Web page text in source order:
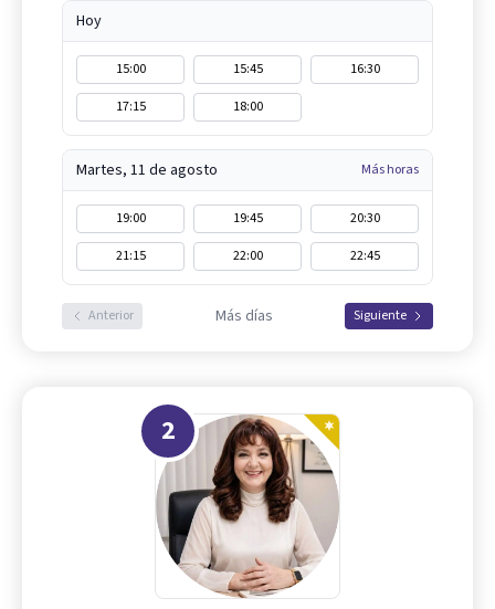
Hoy
15:00 15:45
16:30
17:15
18:00
Martes, 11 de agosto Más horas
19:00 19:45
20:30
21:15
22:00 22:45
Anterior Más días Siguiente
2